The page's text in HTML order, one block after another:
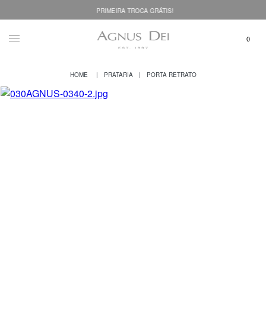
PRIMEIRA TROCA GRÁTIS!
PRATARIA PORTA RETRATO